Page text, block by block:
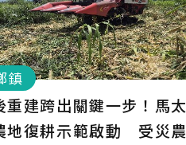
鎮
重建跨出關鍵一步！馬太
地復耕示範啟動 受災農